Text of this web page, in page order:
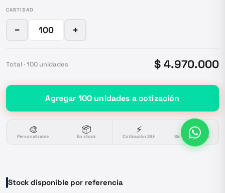
CANTIDAD
− +
Total · 100 unidades $ 4.970.000
Agregar 100 unidades a cotización
🎨
Personalizable
📦
En stock
⚡
Cotización 24h
🔒
Sin compromiso
Stock disponible por referencia